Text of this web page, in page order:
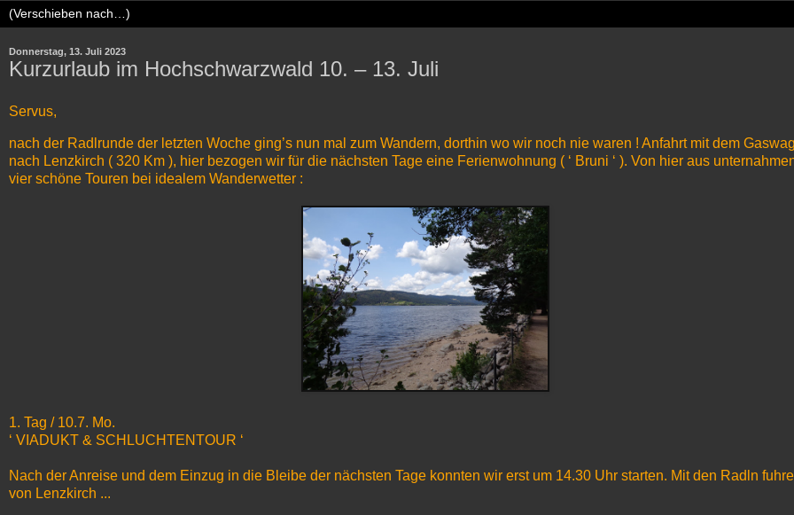
Donnerstag, 13. Juli 2023
Kurzurlaub im Hochschwarzwald 10. – 13. Juli
Servus,
nach der Radlrunde der letzten Woche ging’s nun mal zum Wandern, dorthin wo wir noch nie waren ! Anfahrt mit dem
nach Lenzkirch ( 320 Km ), hier bezogen wir für die nächsten Tage eine Ferienwohnung ( ‘ Bruni ‘ ). Von hier aus
vier schöne Touren bei idealem Wanderwetter :
1. Tag / 10.7. Mo.
‘ VIADUKT & SCHLUCHTENTOUR ‘
Nach der Anreise und dem Einzug in die Bleibe der nächsten Tage konnten wir erst um 14.30 Uhr starten. Mit den Radln
von Lenzkirch ...